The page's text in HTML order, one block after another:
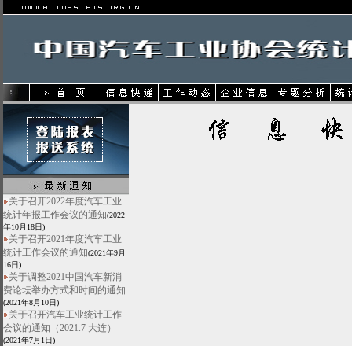
关于召开2022年度汽车工业
统计年报工作会议的通知(2022
年10月18日)
关于召开2021年度汽车工业
统计工作会议的通知(2021年9月
16日)
关于调整2021中国汽车新消
费论坛举办方式和时间的通知
(2021年8月10日)
关于召开汽车工业统计工作
会议的通知（2021.7 大连）
(2021年7月1日)